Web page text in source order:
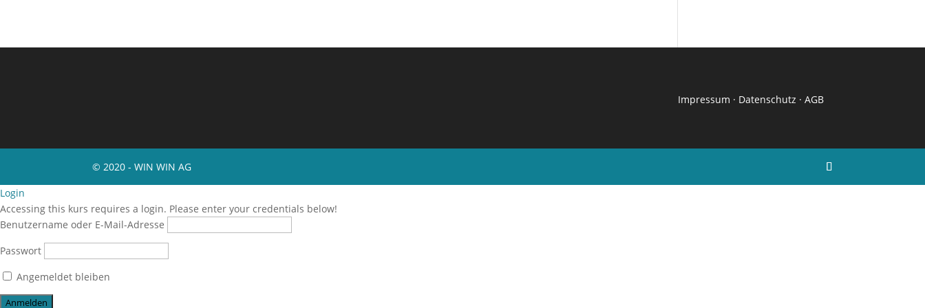
Impressum · Datenschutz ·AGB
© 2020 - WIN WIN AG
Login
Accessing this kurs requires a login. Please enter your credentials below!
Benutzername oder E-Mail-Adresse
Passwort
Angemeldet bleiben